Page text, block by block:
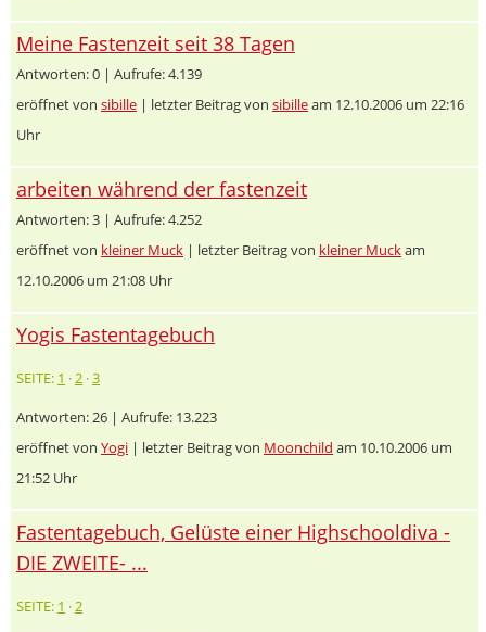
Meine Fastenzeit seit 38 Tagen
Antworten: 0 | Aufrufe: 4.139
eröffnet von sibille | letzter Beitrag von sibilleam 12.10.2006 um 22:16
Uhr
arbeiten während der fastenzeit
Antworten: 3 | Aufrufe: 4.252
eröffnet von kleiner Muck | letzter Beitrag von kleiner Muckam
12.10.2006 um 21:08 Uhr
Yogis Fastentagebuch
SEITE: 1 ·2 ·3
Antworten: 26 | Aufrufe: 13.223
eröffnet von Yogi | letzter Beitrag von Moonchild am 10.10.2006 um
21:52 Uhr
Fastentagebuch, Gelüste einer Highschooldiva -
DIE ZWEITE- ...
SEITE: 1 ·2